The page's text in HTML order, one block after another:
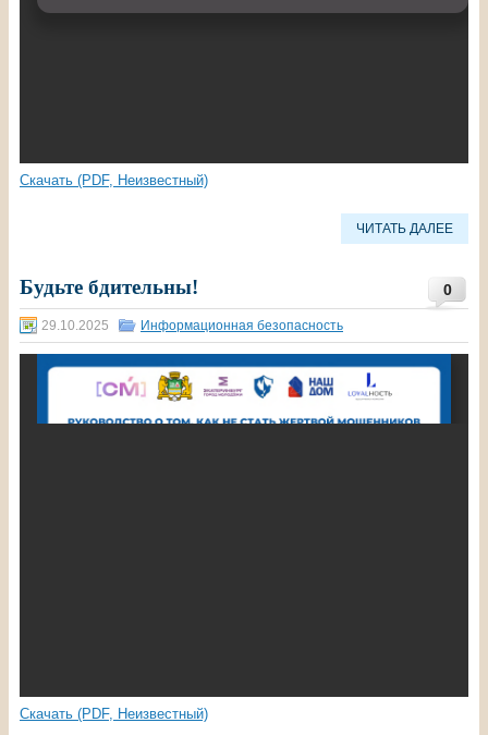
Скачать (PDF, Неизвестный)
ЧИТАТЬ ДАЛЕЕ
0
Будьте бдительны!
29.10.2025 Информационная безопасность
Скачать (PDF, Неизвестный)